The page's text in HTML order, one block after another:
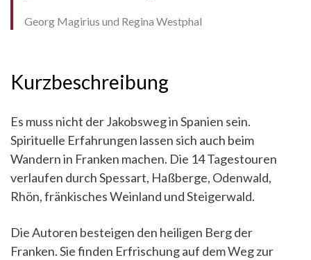
Georg Magirius und Regina Westphal
Kurzbeschreibung
Es muss nicht der Jakobsweg in Spanien sein.
Spirituelle Erfahrungen lassen sich auch beim
Wandern in Franken machen. Die 14 Tagestouren
verlaufen durch Spessart, Haßberge, Odenwald,
Rhön, fränkisches Weinland und Steigerwald.
Die Autoren besteigen den heiligen Berg der
Franken. Sie finden Erfrischung auf dem Weg zur